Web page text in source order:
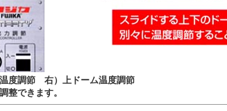
度調節 右）上ドーム温度調節
整できます。